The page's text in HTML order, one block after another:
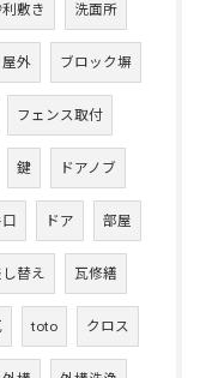
敷き 洗面所
屋外 ブロック塀
フェンス取付
鍵 ドアノブ
ドア 部屋
替え 瓦修繕
toto クロス